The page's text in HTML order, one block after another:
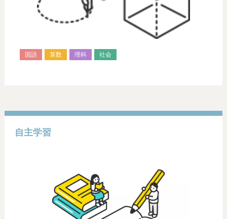
国語 算数 理科 社会
自主学習